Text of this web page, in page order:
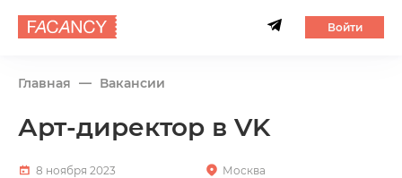
Войти
Главная Вакансии
Арт-директор в VK
8 ноября 2023 Москва